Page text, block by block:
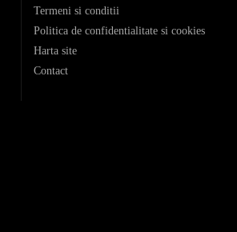
Termeni si conditii
Politica de confidentialitate si cookies
Harta site
Contact